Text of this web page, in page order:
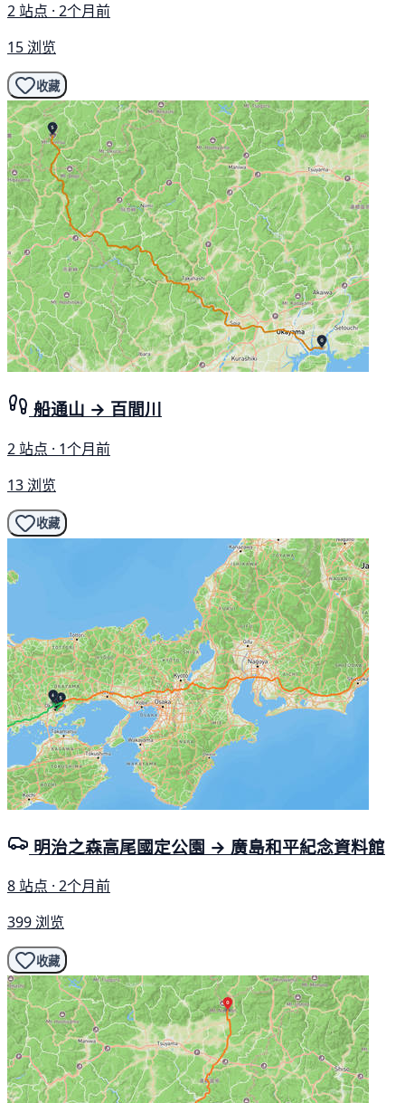
2 站点 · 2个月前
15 浏览
收藏
船通山 → 百間川
2 站点 · 1个月前
13 浏览
收藏
明治之森高尾國定公園 → 廣島和平紀念資料館
8 站点 · 2个月前
399 浏览
收藏